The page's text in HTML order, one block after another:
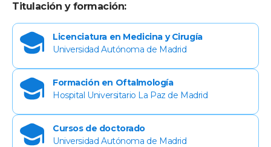
Titulación y formación:
Licenciatura en Medicina y Cirugía
Universidad Autónoma de Madrid
Formación en Oftalmología
Hospital Universitario La Paz de Madrid
Cursos de doctorado
Universidad Autónoma de Madrid